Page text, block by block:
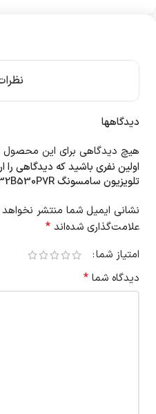
دیدگاهها
هیچ دیدگاهی برای این
تلویزیون سامسونگ 32B530P7R”
نشانی ایمیل شما منتشر
علامت‌گذاری شده‌اند *
امتیاز شما
دیدگاه شما *